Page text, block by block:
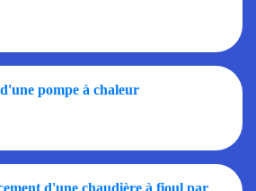
pompe à chaleur
d'une chaudière à fioul par